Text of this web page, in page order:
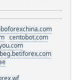
centobot.com
beg.betiforex.com